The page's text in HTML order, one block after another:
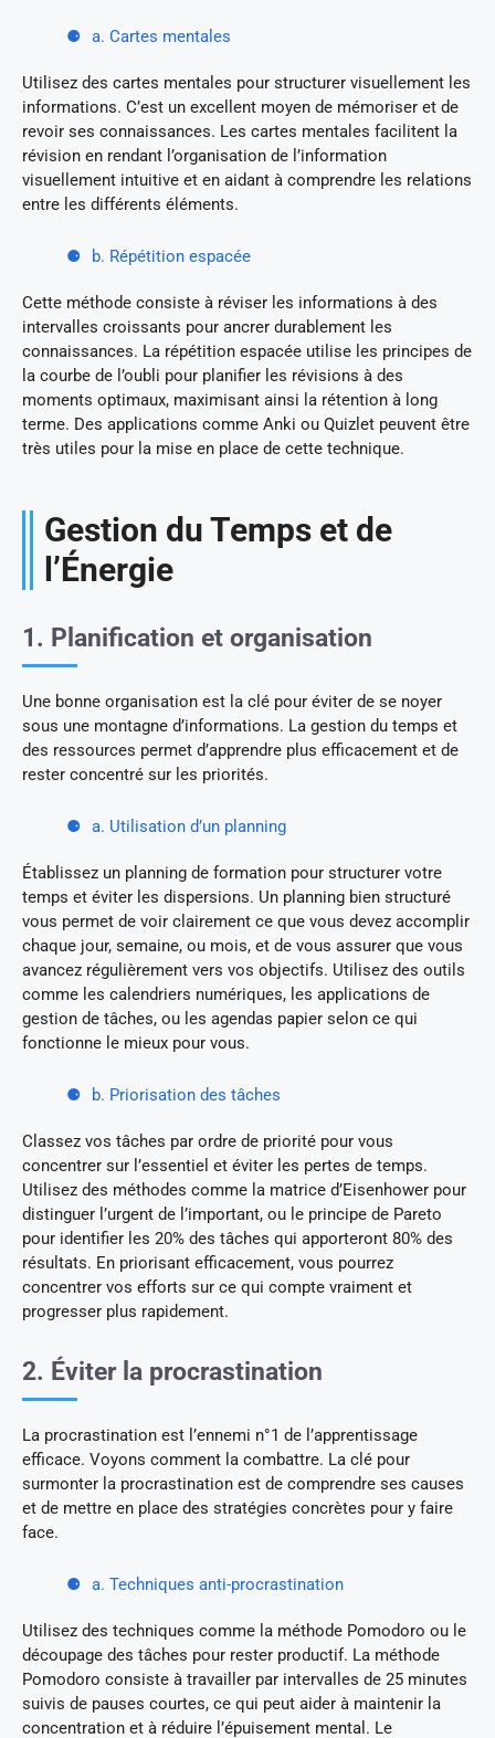
a. Cartes mentales
Utilisez des cartes mentales pour structurer visuellement les
informations. C’est un excellent moyen de mémoriser et de
revoir ses connaissances. Les cartes mentales facilitent la
révision en rendant l’organisation de l’information
visuellement intuitive et en aidant à comprendre les relations
entre les différents éléments.
b. Répétition espacée
Cette méthode consiste à réviser les informations à des
intervalles croissants pour ancrer durablement les
connaissances. La répétition espacée utilise les principes de
la courbe de l’oubli pour planifier les révisions à des
moments optimaux, maximisant ainsi la rétention à long
terme. Des applications comme Anki ou Quizlet peuvent être
très utiles pour la mise en place de cette technique.
Gestion du Temps et de
l’Énergie
1. Planification et organisation
Une bonne organisation est la clé pour éviter de se noyer
sous une montagne d’informations. La gestion du temps et
des ressources permet d’apprendre plus efficacement et de
rester concentré sur les priorités.
a. Utilisation d’un planning
Établissez un planning de formation pour structurer votre
temps et éviter les dispersions. Un planning bien structuré
vous permet de voir clairement ce que vous devez accomplir
chaque jour, semaine, ou mois, et de vous assurer que vous
avancez régulièrement vers vos objectifs. Utilisez des outils
comme les calendriers numériques, les applications de
gestion de tâches, ou les agendas papier selon ce qui
fonctionne le mieux pour vous.
b. Priorisation des tâches
Classez vos tâches par ordre de priorité pour vous
concentrer sur l’essentiel et éviter les pertes de temps.
Utilisez des méthodes comme la matrice d’Eisenhower pour
distinguer l’urgent de l’important, ou le principe de Pareto
pour identifier les 20% des tâches qui apporteront 80% des
résultats. En priorisant efficacement, vous pourrez
concentrer vos efforts sur ce qui compte vraiment et
progresser plus rapidement.
2. Éviter la procrastination
La procrastination est l’ennemi n°1 de l’apprentissage
efficace. Voyons comment la combattre. La clé pour
surmonter la procrastination est de comprendre ses causes
et de mettre en place des stratégies concrètes pour y faire
face.
a. Techniques anti-procrastination
Utilisez des techniques comme la méthode Pomodoro ou le
découpage des tâches pour rester productif. La méthode
Pomodoro consiste à travailler par intervalles de 25 minutes
suivis de pauses courtes, ce qui peut aider à maintenir la
concentration et à réduire l’épuisement mental. Le